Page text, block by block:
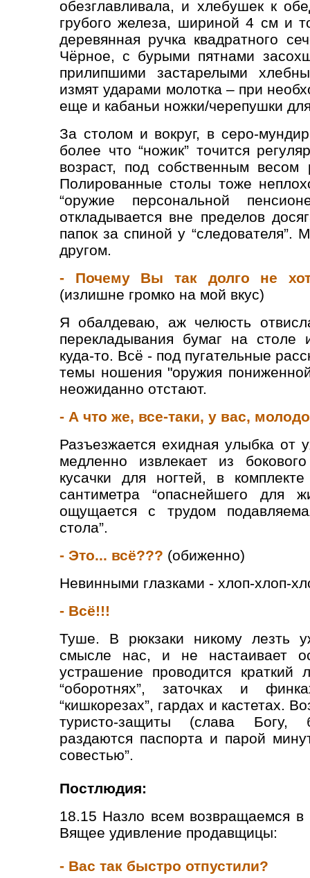
обезглавливала, и хлебушек к
грубого железа, шириной 4 см и
деревянная ручка квадратного
Чёрное, с бурыми пятнами
прилипшими застарелыми
измят ударами молотка – при
еще и кабаньи ножки/черепушки
За столом и вокруг, в серо-
более что “ножик” точится
возраст, под собственным весом
Полированные столы тоже
“оружие персональной
откладывается вне пределов
папок за спиной у
другом.
- Почему Вы так долго не
(излишне громко на мой вкус)
Я обалдеваю, аж челюсть
перекладывания бумаг на столе
куда-то. Всё - под пугательные
темы ношения "оружия
неожиданно отстают.
- А что же, все-таки, у вас,
Разъезжается ехидная улыбка от
медленно извлекает из
кусачки для ногтей, в
сантиметра “опаснейшего для
ощущается с трудом
стола”.
- Это... всё??? (обиженно)
Невинными глазками - хлоп-хлоп-
- Всё!!!
Туше. В рюкзаки никому лезть
смысле нас, и не настаивает
устрашение проводится краткий
“оборотнях”, заточках и
“кишкорезах”, гардах и кастетах.
туристо-защиты (слава Богу,
раздаются паспорта и парой
совестью”.
Постлюдия:
18.15 Назло всем возвращаемся в
Вящее удивление продавщицы:
- Вас так быстро отпустили?